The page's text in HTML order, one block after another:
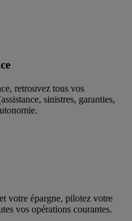
retrouvez tous vos
sinistres, garanties,
votre épargne, pilotez votre
vos opérations courantes.